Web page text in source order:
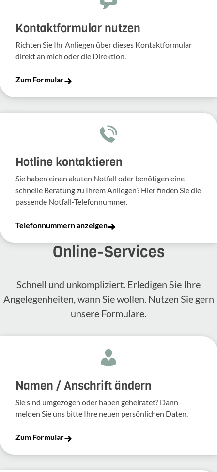
Kontakt­for­mular nutzen
Richten Sie Ihr Anliegen über dieses Kontakt­for­mular
direkt an mich oder die Direk­tion.
Zum Formular
Hotline kontaktieren
Sie haben einen akuten Notfall oder benötigen eine
schnelle Beratung zu Ihrem Anliegen? Hier finden Sie die
passende Notfall-Telefonnummer.
Telefonnummern anzeigen
Online-​Services
Schnell und unkompliziert. Erledigen Sie Ihre
Angelegenheiten, wann Sie wollen. Nutzen Sie gern
unsere Formulare.
Namen / Anschrift ändern
Sie sind umgezogen oder haben geheiratet? Dann
melden Sie uns bitte Ihre neuen persönlichen Daten.
Zum Formular